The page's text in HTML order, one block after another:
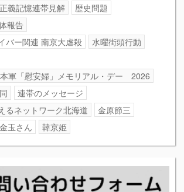
正義記憶連帯見解
歴史問題
報告
バー関連 南京大虐殺
水曜街頭行動
軍「慰安婦」メモリアル・デー 2026
連帯のメッセージ
るネットワーク北海道
金原節三
玉さん 韓京姫